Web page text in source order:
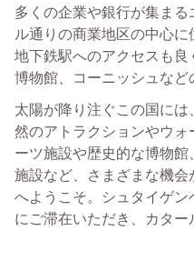
多くの企業や銀行が集ま
ル通りの商業地区の中心に
地下鉄駅へのアクセスも良
博物館、コーニッシュなど
太陽が降り注ぐこの国に
然のアトラクションやウ
ーツ施設や歴史的な博物
施設など、さまざまな機
へようこそ。シュタイゲ
にご滞在いただき、カター